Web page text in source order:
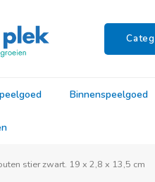
Binnenspeelgoed
stier zwart. 19 x 2,8 x 13,5 cm